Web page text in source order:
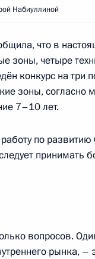
юридическую
Горки
Набиуллиной
что в
зоны, четыре
конкурс на
зоны, согласно
7–10 лет.
по
принимать
вопросов.
рынка, –